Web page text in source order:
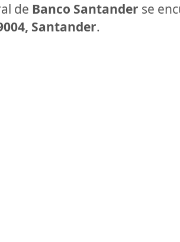
de Banco Santander se
Santander.